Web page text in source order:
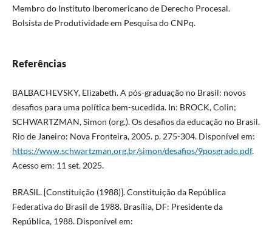
Membro do Instituto Iberomericano de Derecho Procesal.
Bolsista de Produtividade em Pesquisa do CNPq.
Referências
BALBACHEVSKY, Elizabeth. A pós-graduação no Brasil: novos
desafios para uma política bem-sucedida. In: BROCK, Colin;
SCHWARTZMAN, Simon (org.). Os desafios da educação no Brasil.
Rio de Janeiro: Nova Fronteira, 2005. p. 275-304. Disponível em:
https://www.schwartzman.org.br/simon/desafios/9posgrado.pdf.
Acesso em: 11 set. 2025.
BRASIL. [Constituição (1988)]. Constituição da República
Federativa do Brasil de 1988. Brasília, DF: Presidente da
República, 1988. Disponível em: